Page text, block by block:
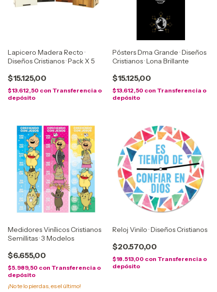
Lapicero Madera Recto ·
Diseños Cristianos · Pack X 5
$15.125,00
$13.612,50 con Transferencia o
depósito
Pósters Dma Grande · Diseños
Cristianos · Lona Brillante
$15.125,00
$13.612,50 con Transferencia o
depósito
Medidores Vinílicos Cristianos
Semillitas · 3 Modelos
$6.655,00
$5.989,50 con Transferencia o
depósito
¡No te lo pierdas, es el último!
Reloj Vinilo · Diseños Cristianos
$20.570,00
$18.513,00 con Transferencia o
depósito